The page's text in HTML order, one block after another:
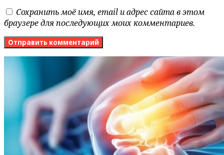
Сохранить моё имя, email и адрес сайта в этом
браузере для последующих моих комментариев.